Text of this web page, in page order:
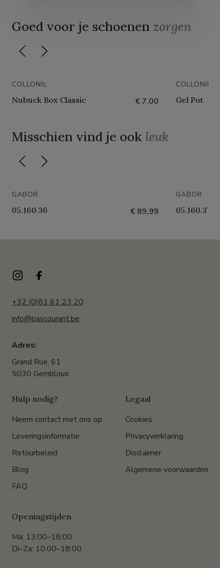
Goed voor je schoenen zorgen
COLLONIL
Nubuck Box Classic € 7,00
COLLONIL
Gel Pot
Misschien vind je ook leuk
GABOR
05.160.36 € 89,99
GABOR
05.160.37
+32 (0)81 61 23 20
info@pascourant.be
Adres:
Grand Rue, 61
5030 Gembloux
Hulp nodig?
Neem contact met ons op
Leveringsinformatie
Retourbeleid
Blog
FAQ
Legaal
Cookies
Privacyverklaring
Disclaimer
Algemene voorwaarden
Openingstijden
Ma: 13:00–18:00
Di–Za: 10:00–18:00